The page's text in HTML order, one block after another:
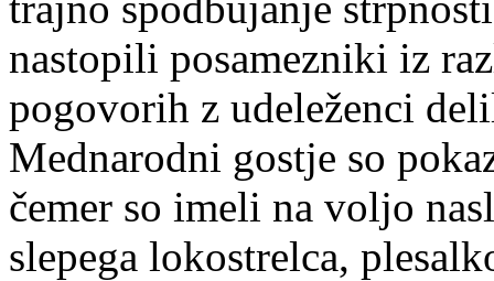
nastopili posamezniki iz
pogovorih z udeleženci
Mednarodni gostje so
čemer so imeli na voljo
slepega lokostrelca,